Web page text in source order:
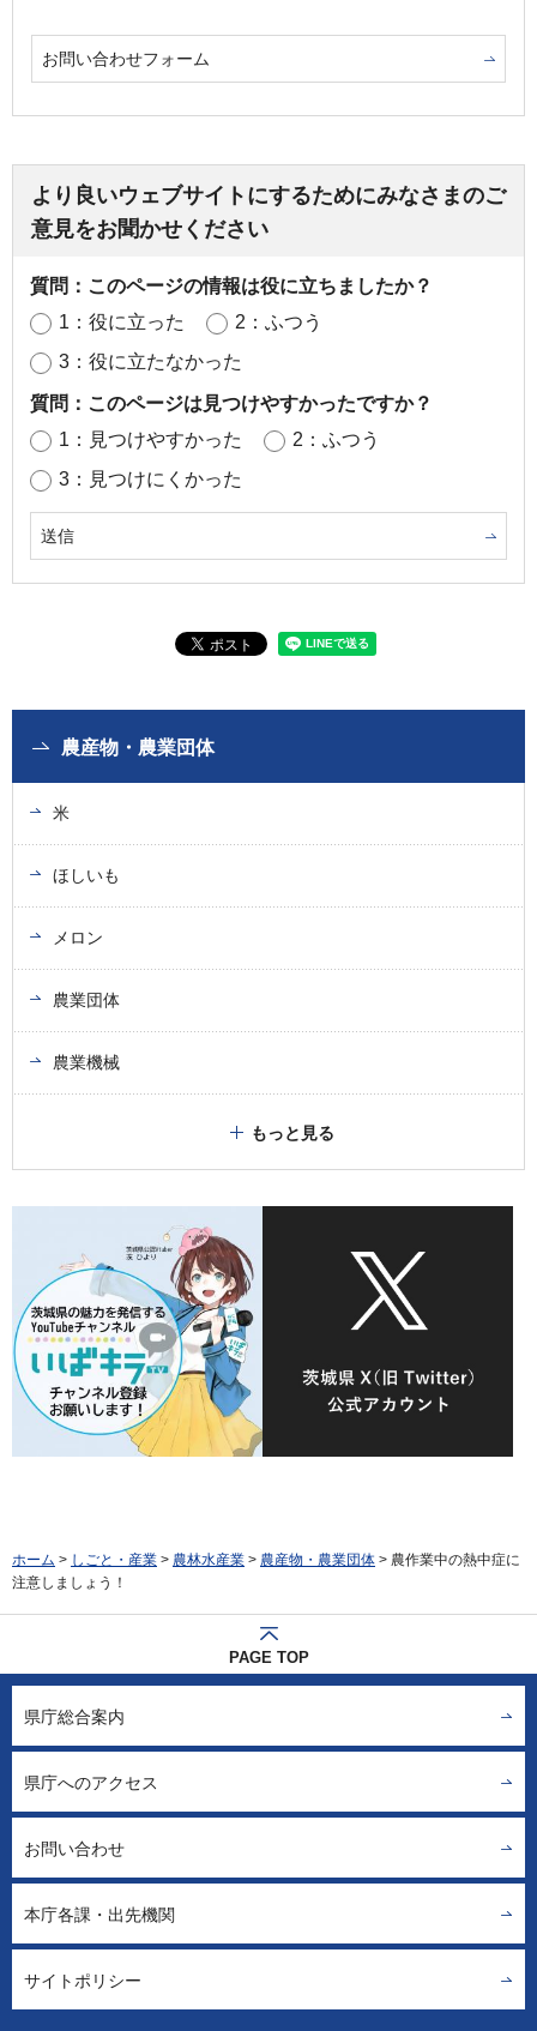
お問い合わせフォーム
より良いウェブサイトにするためにみなさまのご
意見をお聞かせください
質問：このページの情報は役に立ちましたか？
1：役に立った
2：ふつう
3：役に立たなかった
質問：このページは見つけやすかったですか？
1：見つけやすかった
2：ふつう
3：見つけにくかった
農産物・農業団体
米
ほしいも
メロン
農業団体
農業機械
もっと見る
ホーム > しごと・産業 > 農林水産業 > 農産物・農業団体 > 農作業中の熱中症に
注意しましょう！
PAGE TOP
県庁総合案内
県庁へのアクセス
お問い合わせ
本庁各課・出先機関
サイトポリシー